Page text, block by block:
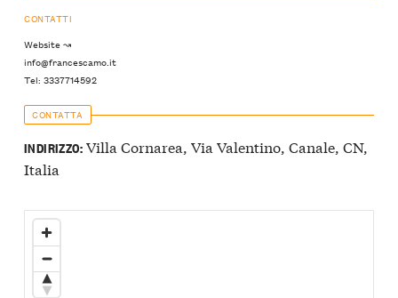
CONTATTI
Website ↝
info@francescamo.it
Tel: 3337714592
CONTATTA
INDIRIZZO:Villa Cornarea, Via Valentino, Canale, CN,
Italia